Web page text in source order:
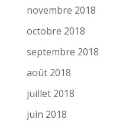
novembre 2018
octobre 2018
septembre 2018
août 2018
juillet 2018
juin 2018